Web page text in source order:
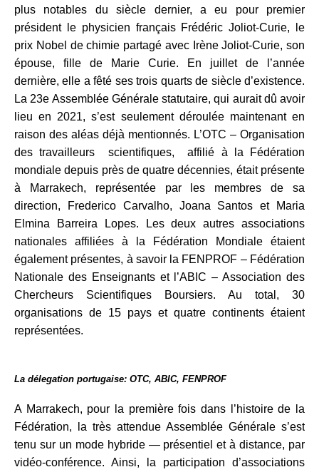
plus notables du siècle dernier, a eu pour premier
président le physicien français Frédéric Joliot-Curie, le
prix Nobel de chimie partagé avec Irène Joliot-Curie, son
épouse, fille de Marie Curie. En juillet de l’année
dernière, elle a fêté ses trois quarts de siècle d’existence.
La 23e Assemblée Générale statutaire, qui aurait dû avoir
lieu en 2021, s’est seulement déroulée maintenant en
raison des aléas déjà mentionnés. L’OTC – Organisation
des travailleurs scientifiques, affilié à la Fédération
mondiale depuis près de quatre décennies, était présente
à Marrakech, représentée par les membres de sa
direction, Frederico Carvalho, Joana Santos et Maria
Elmina Barreira Lopes. Les deux autres associations
nationales affiliées à la Fédération Mondiale étaient
également présentes, à savoir la FENPROF – Fédération
Nationale des Enseignants et l’ABIC – Association des
Chercheurs Scientifiques Boursiers. Au total, 30
organisations de 15 pays et quatre continents étaient
représentées.
La délegation portugaise: OTC, ABIC, FENPROF
A Marrakech, pour la première fois dans l’histoire de la
Fédération, la très attendue Assemblée Générale s’est
tenu sur un mode hybride ― présentiel et à distance, par
vidéo-conférence. Ainsi, la participation d’associations